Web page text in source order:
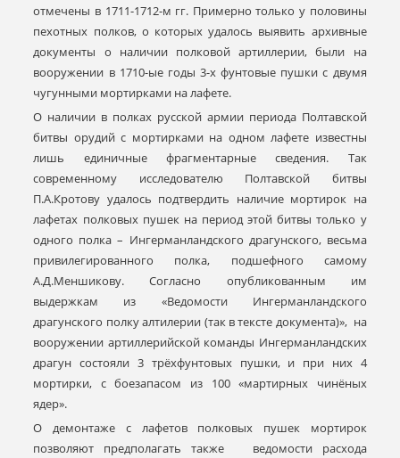
отмечены в 1711-1712-м гг. Примерно только у половины
пехотных полков, о которых удалось выявить архивные
документы о наличии полковой артиллерии, были на
вооружении в 1710-ые годы 3-х фунтовые пушки с двумя
чугунными мортирками на лафете.
О наличии в полках русской армии периода Полтавской
битвы орудий с мортирками на одном лафете известны
лишь единичные фрагментарные сведения. Так
современному исследователю Полтавской битвы
П.А.Кротову удалось подтвердить наличие мортирок на
лафетах полковых пушек на период этой битвы только у
одного полка – Ингерманландского драгунского, весьма
привилегированного полка, подшефного самому
А.Д.Меншикову. Согласно опубликованным им
выдержкам из «Ведомости Ингерманландского
драгунского полку алтилерии (так в тексте документа)», на
вооружении артиллерийской команды Ингерманландских
драгун состояли 3 трёхфунтовых пушки, и при них 4
мортирки, с боезапасом из 100 «мартирных чинёных
ядер».
О демонтаже с лафетов полковых пушек мортирок
позволяют предполагать также ведомости расхода